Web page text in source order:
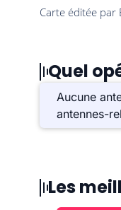
Quel
Aucune
antennes-
Les